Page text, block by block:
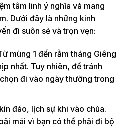
tâm linh ý nghĩa và mang
Dưới đây là những kinh
đi suôn sẻ và trọn vẹn:
mùng 1 đến rằm tháng Giêng
nhất. Tuy nhiên, để tránh
đi vào ngày thường trong
đáo, lịch sự khi vào chùa.
mái vì bạn có thể phải đi bộ